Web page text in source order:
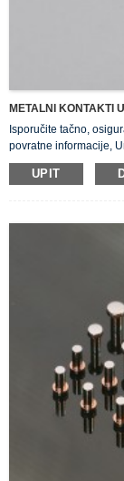
METALNI KONTAKTI
Isporučite tačno,
povratne informacije,
UPIT